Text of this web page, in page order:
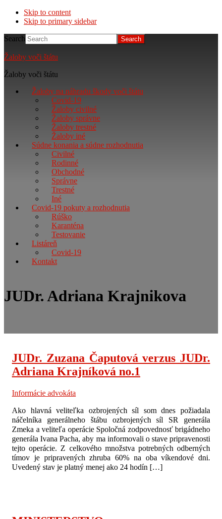
Skip to content
Skip to primary sidebar
Search
Žaloby voči štátu
Žaloby voči štátu
Žaloby na náhradu škody voči štátu
Covid-19
Žaloby civilné
Žaloby správne
Žaloby trestné
Žaloby iné
Súdne konania a súdne rozhodnutia
Civilné
Rodinné
Obchodné
Správne
Trestné
Iné
Covid-19 pokuty a rozhodnutia
Rúško
Karanténa
Testovanie
Listáreň
Covid-19
Kontakt
JUDr. Adriana Krajnikova
JUDr. Zuzana Čaputová verzus JUDr.
Adriana Krajníková no.1
Informácie advokáta
Ako hlavná veliteľka ozbrojených síl som dnes požiadala
náčelníka generálneho štábu ozbrojených síl SR generála
Zmeka a veliteľa operácie Spoločná zodpovednosť brigádneho
generála Ivana Pacha, aby ma informovali o stave pripravenosti
tejto operácie. Z celkového množstva potrebných odberných
tímov je pripravených zhruba 60% na oba víkendové dni.
Uvedený stav je platný menej ako 24 hodín […]